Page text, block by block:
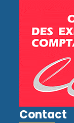
Contact